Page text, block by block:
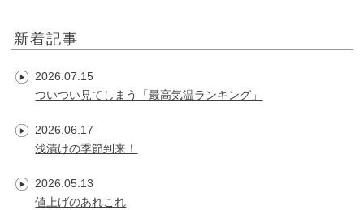
新着記事
2026.07.15
ついつい見てしまう「最高気温ランキング」
2026.06.17
浅漬けの季節到来！
2026.05.13
値上げのあれこれ